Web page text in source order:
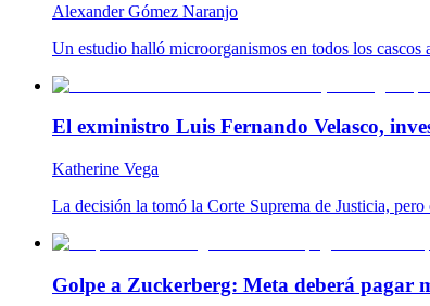
Alexander Gómez Naranjo
Un estudio halló microorganismos en todos los
El exministro Luis Fernando Velasco,
Katherine Vega
La decisión la tomó la Corte Suprema de Justicia,
Golpe a Zuckerberg: Meta deberá pagar